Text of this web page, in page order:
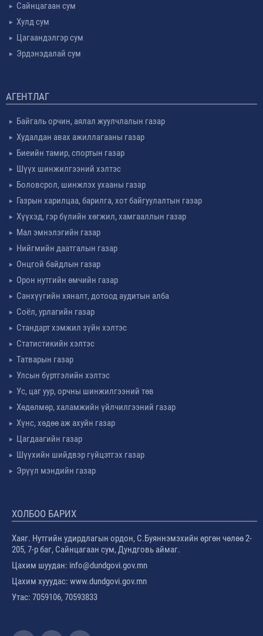
Сайнцагаан сум
Хулд сум
Цагаандэлгэр сум
Эрдэнэдалай сум
АГЕНТЛАГ
Байгаль орчин, аялал жуулчлалын газар
Худалдан авах ажиллагааны газар
Биеийн тамир, спортын газар
Шүүх шинжилгээний хэлтэс
Боловсрол, шинжлэх ухааны газар
Газрын харилцаа, барилга, хот байгуулалтын газар
Хүүхэд, гэр бүлийн хөгжил, хамгааллын газар
Мал эмнэлэгийн газар
Нийгмийн даатгалын газар
Онцгой байдлын газар
Орон нутгийн өмчийн газар
Санхүүгийн хяналт, дотоод аудитын алба
Соёл, урлагийн газар
Стандарт хэмжил зүйн хэлтэс
Статистикийн хэлтэс
Татварын газар
Улсын бүртгэлийн хэлтэс
Ус, цаг уур, орчны шинжилгээний төв
Хөдөлмөр, халамжийн үйлчилгээний газар
Хүнс, хөдөө аж ахуйн газар
Цагдаагийн газар
Шүүхийн шийдвэр гүйцэтгэх газар
Эрүүл мэндийн газар
ХОЛБОО БАРИХ
Хаяг. Нутгийн удирдлагын ордон, С.Буяннэмэхийн өргөн чөлөө 2-
205, 7-р баг, Сайнцагаан сум, Дундговь аймаг.
Цахим шуудан: info@dundgovi.gov.mn
Цахим хууудас: www.dundgovi.gov.mn
Утас: 7059106, 70593833